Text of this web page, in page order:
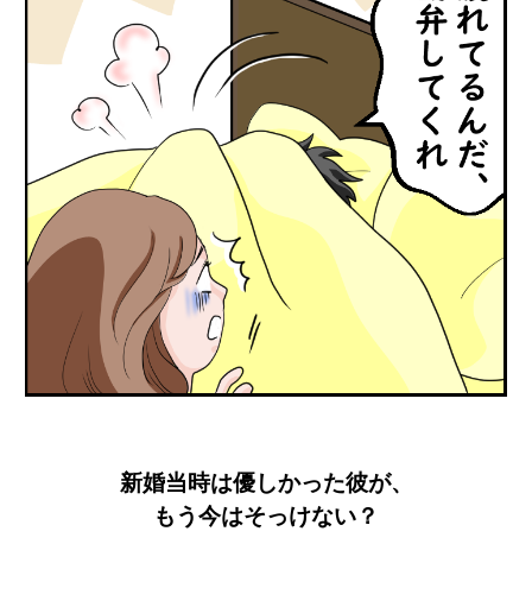
新婚当時は優しかった彼が、
もう今はそっけない？